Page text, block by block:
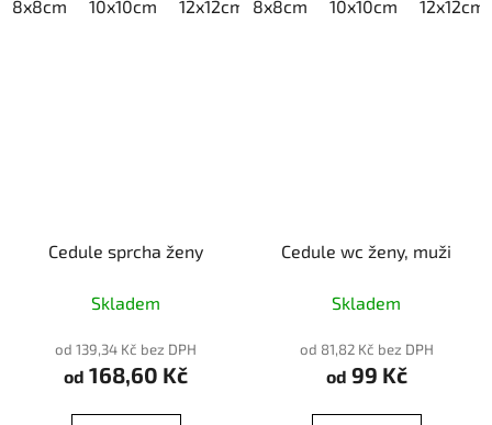
8x8cm 10x10cm 12x12cm 15x15cm 20x20cm
8x8cm 10x10cm 12x12cm
Cedule sprcha ženy
Skladem
od 139,34 Kč bez DPH
od 168,60 Kč
Cedule wc ženy, muži
Skladem
od 81,82 Kč bez DPH
od 99 Kč